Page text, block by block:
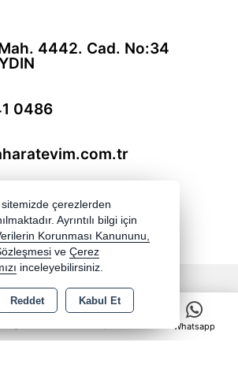
0
Whatsapp
4442. Cad. No:34
0486
- Tüm hakları saklıdır.
SSL sertifikası ile korunmaktadır.
sitemizde çerezlerden
Ayrıntılı bilgi için
Korunması Kanununu,
ve Çerez
inceleyebilirsiniz.
Reddet Kabul Et